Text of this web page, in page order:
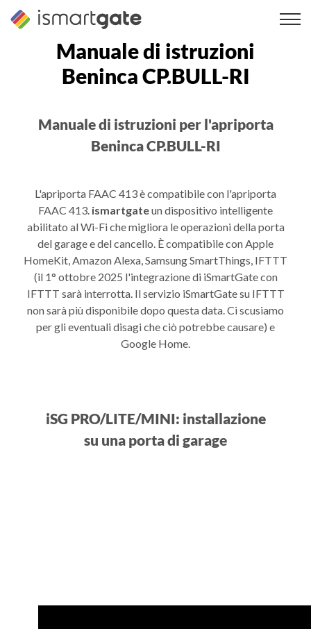
Manuale di istruzioni
Beninca CP.BULL-RI
Manuale di istruzioni per l'apriporta
Beninca CP.BULL-RI
L'apriporta FAAC 413 è compatibile con l'apriporta
FAAC 413. ismartgateun dispositivo intelligente
abilitato al Wi-Fi che migliora le operazioni della porta
del garage e del cancello. È compatibile con Apple
HomeKit, Amazon Alexa, Samsung SmartThings, IFTTT
(il 1° ottobre 2025 l'integrazione di iSmartGate con
IFTTT sarà interrotta. Il servizio iSmartGate su IFTTT
non sarà più disponibile dopo questa data. Ci scusiamo
per gli eventuali disagi che ciò potrebbe causare) e
Google Home.
iSG PRO/LITE/MINI: installazione
su una porta di garage